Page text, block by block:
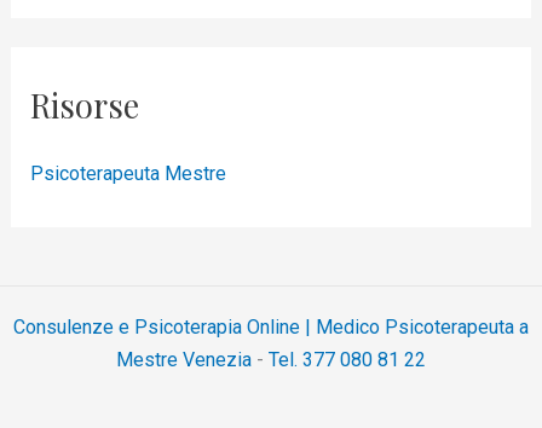
Risorse
Psicoterapeuta Mestre
Consulenze e Psicoterapia Online | Medico Psicoterapeuta a
Mestre Venezia - Tel. 377 080 81 22